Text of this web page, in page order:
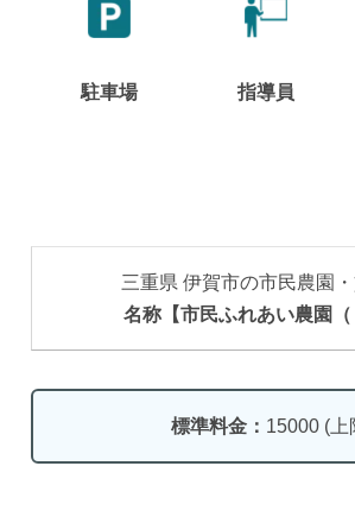
駐車場 指導員
三重県 伊賀市の市民農園
名称【市民ふれあい農園（
標準料金： 15000 (上